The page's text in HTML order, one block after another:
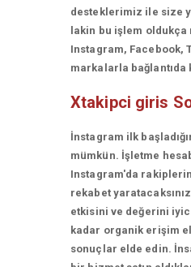
desteklerimiz ile size
lakin bu işlem
Instagram, Facebook,
markalarla bağlantıda
Xtakipci giris
İnstagram ilk
mümkün. İşletme
Instagram'da
rekabet
etkisini ve değerini
kadar organik erişim
sonuçlar elde edin.